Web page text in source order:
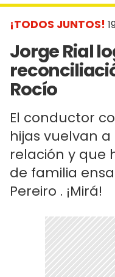
¡TODOS JUNTOS!
Jorge Rial
Rocío
El conductor
hijas vuelvan
relación y que
de familia
Pereiro . ¡Mirá!